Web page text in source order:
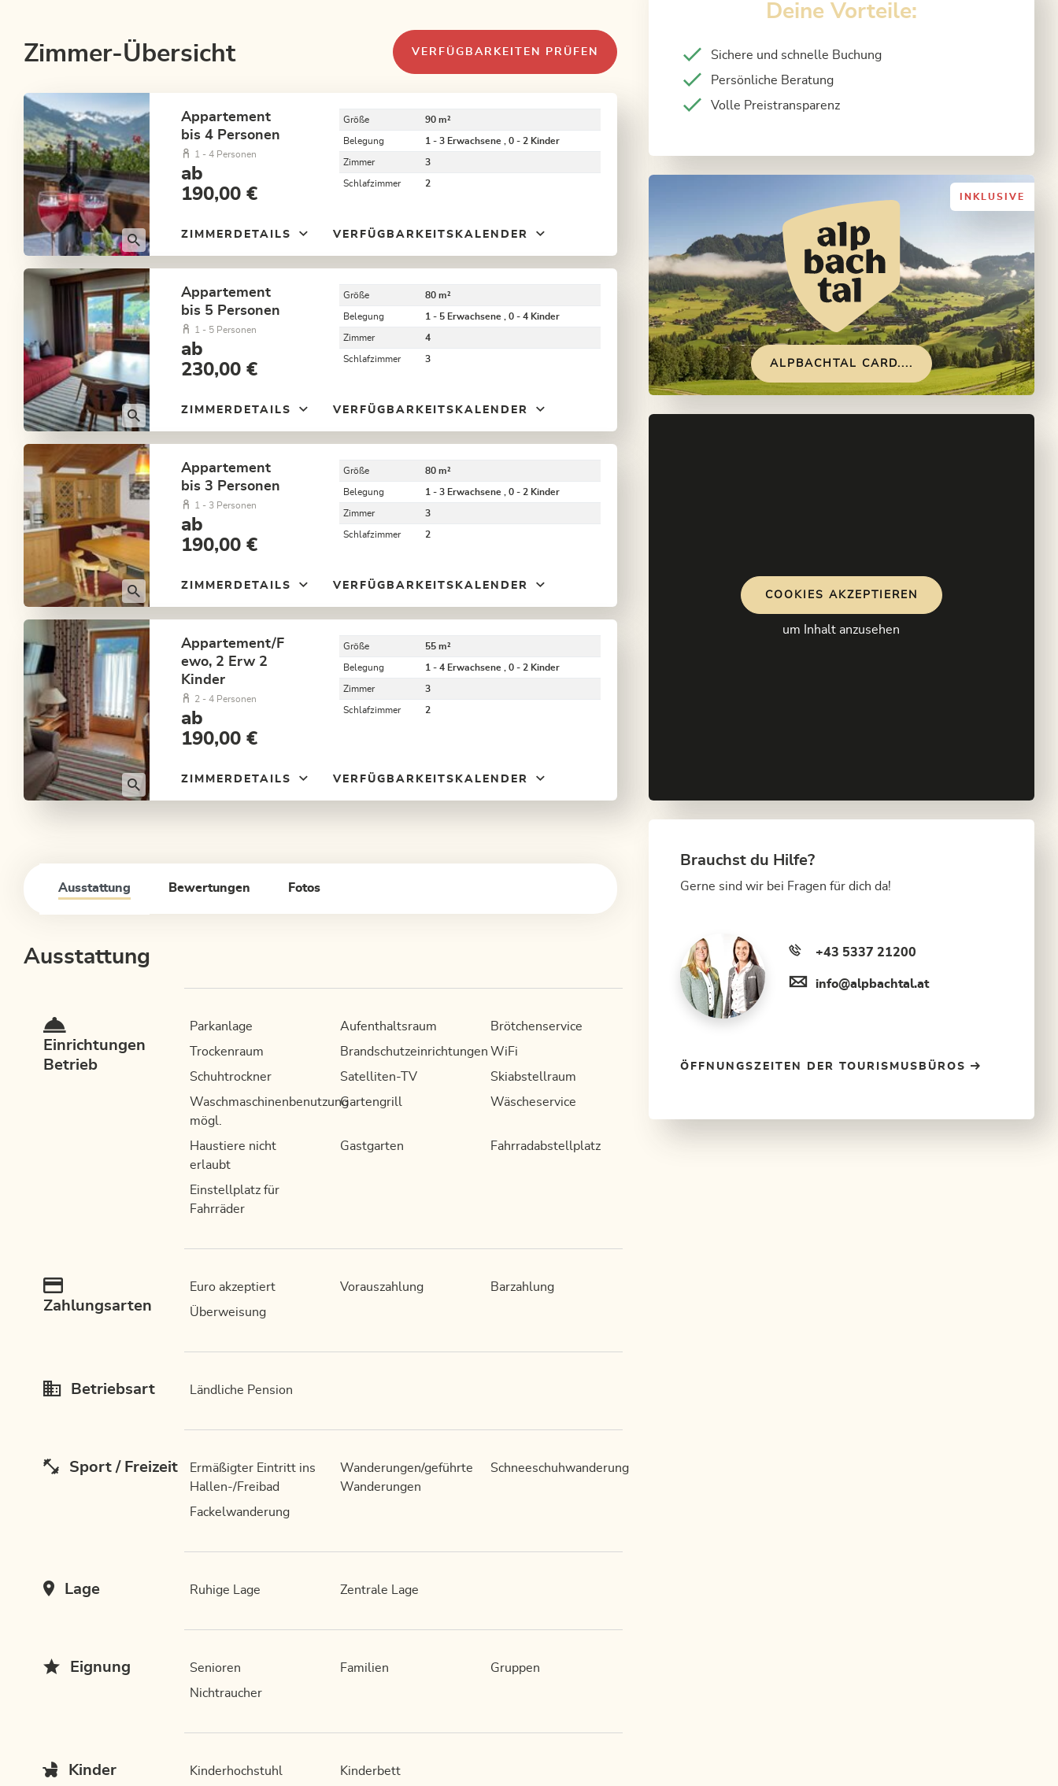
Zimmer-Übersicht VERFÜGBARKEITEN PRÜFEN
Appartement
bis 4 Personen
1 - 4 Personen
ab
190,00 €
Größe 90 m²
Belegung 1 - 3 Erwachsene , 0 - 2 Kinder
Zimmer 3
Schlafzimmer 2
ZIMMERDETAILS VERFÜGBARKEITSKALENDER
Appartement
bis 5 Personen
1 - 5 Personen
ab
230,00 €
Größe 80 m²
Belegung 1 - 5 Erwachsene , 0 - 4 Kinder
Zimmer 4
Schlafzimmer 3
ZIMMERDETAILS VERFÜGBARKEITSKALENDER
Appartement
bis 3 Personen
1 - 3 Personen
ab
190,00 €
Größe 80 m²
Belegung 1 - 3 Erwachsene , 0 - 2 Kinder
Zimmer 3
Schlafzimmer 2
ZIMMERDETAILS VERFÜGBARKEITSKALENDER
Appartement/F
ewo, 2 Erw 2
Kinder
2 - 4 Personen
ab
190,00 €
Größe 55 m²
Belegung 1 - 4 Erwachsene , 0 - 2 Kinder
Zimmer 3
Schlafzimmer 2
ZIMMERDETAILS VERFÜGBARKEITSKALENDER
Ausstattung Bewertungen Fotos
Ausstattung
Einrichtungen
Betrieb
Parkanlage Aufenthaltsraum
Brötchenservice
Trockenraum
Brandschutzeinrichtungen WiFi
Schuhtrockner
Satelliten-TV
Skiabstellraum
Waschmaschinenbenutzung
mögl.
Gartengrill Wäscheservice
Haustiere nicht
erlaubt
Gastgarten Fahrradabstellplatz
Einstellplatz für
Fahrräder
Zahlungsarten
Euro akzeptiert Vorauszahlung
Barzahlung
Überweisung
Betriebsart Ländliche Pension
Sport / Freizeit
Ermäßigter Eintritt ins
Hallen-/Freibad
Wanderungen/geführte
Wanderungen
Schneeschuhwanderung
Fackelwanderung
Lage Ruhige Lage Zentrale Lage
Eignung Senioren Familien
Gruppen
Nichtraucher
Kinder Kinderhochstuhl Kinderbett
Deine Vorteile:
Sichere und schnelle Buchung
Persönliche Beratung
Volle Preistransparenz
INKLUSIVE
ALPBACHTAL CARD....
COOKIES AKZEPTIEREN
um Inhalt anzusehen
Brauchst du Hilfe?
Gerne sind wir bei Fragen für dich da!
+43 5337 21200
info@alpbachtal.at
ÖFFNUNGSZEITEN DER TOURISMUSBÜROS